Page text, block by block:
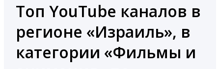
Топ YouTube каналов в
регионе «Израиль», в
категории «Фильмы и